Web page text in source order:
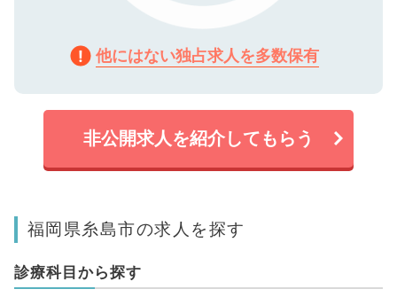
他にはない独占求人を多数保有
非公開求人を紹介してもらう
福岡県糸島市の求人を探す
診療科目から探す